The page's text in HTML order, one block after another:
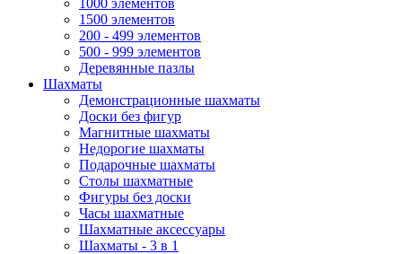
1000 элементов
1500 элементов
200 - 499 элементов
500 - 999 элементов
Деревянные пазлы
Шахматы
Демонстрационные шахматы
Доски без фигур
Магнитные шахматы
Недорогие шахматы
Подарочные шахматы
Столы шахматные
Фигуры без доски
Часы шахматные
Шахматные аксессуары
Шахматы - 3 в 1